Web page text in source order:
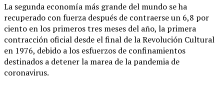
La segunda economía más grande del mundo se ha
recuperado con fuerza después de contraerse un 6,8 por
ciento en los primeros tres meses del año, la primera
contracción oficial desde el final de la Revolución Cultural
en 1976, debido a los esfuerzos de confinamientos
destinados a detener la marea de la pandemia de
coronavirus.